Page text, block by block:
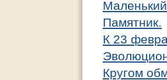
Памятник.
К 23
Кругом